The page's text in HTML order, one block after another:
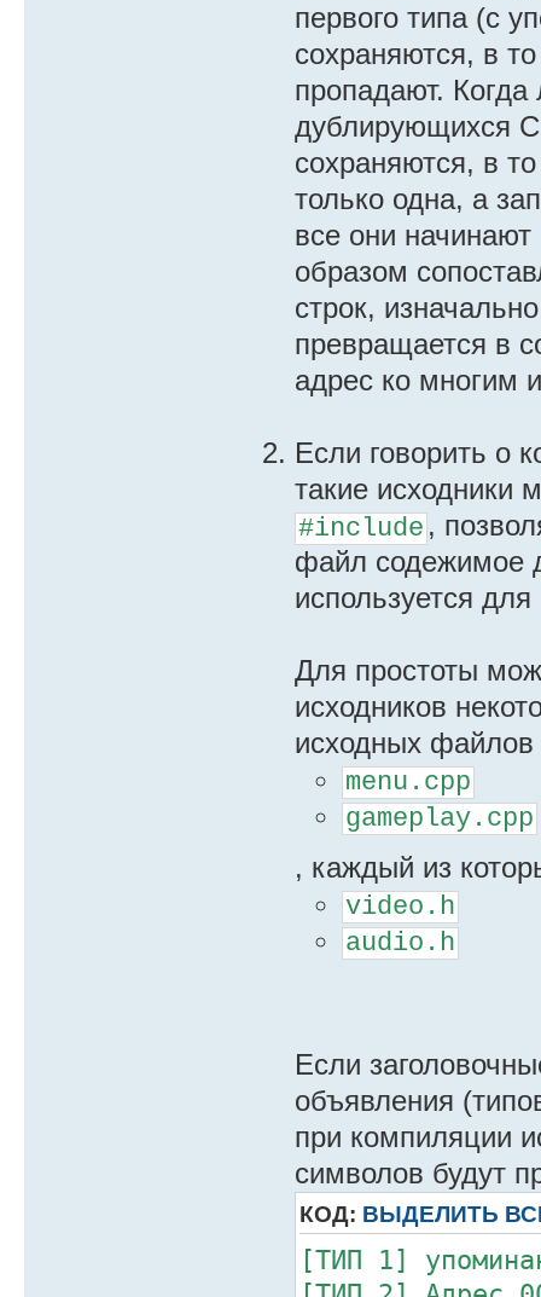
первого типа (с
сохраняются, в
пропадают. Когда
дублирующихся
сохраняются, в
только одна, а
все они
образом
строк,
превращается в
адрес ко многим
Если говорить о
такие исходники
#include ,
файл содежимое
используется
Для простоты
исходников
исходных файлов
menu.cpp
gameplay.cpp
, каждый из
video.h
audio.h
Если
объявления
при компиляции
символов будут
КОД: ВЫДЕЛИТЬ
[ТИП 1]